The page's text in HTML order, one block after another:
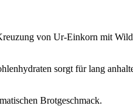
von Ur-Einkorn mit
sorgt für lang
Brotgeschmack.